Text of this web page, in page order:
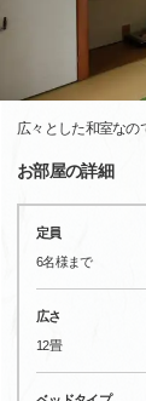
広々とした和室なの
お部屋の詳細
定員
6名様まで
広さ
12畳